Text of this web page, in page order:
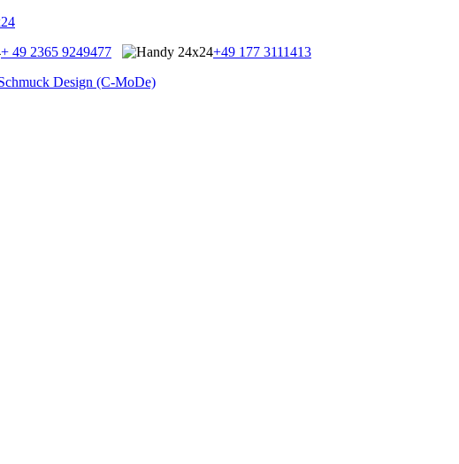
+ 49 2365 9249477 +49 177 3111413